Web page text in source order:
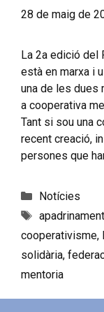
28 de maig de
La 2a edició del
està en marxa i
una de les dues
a cooperativa
Tant si sou una
recent creació,
persones que
Notícies
apadrinament
cooperativisme,
solidària,
mentoria